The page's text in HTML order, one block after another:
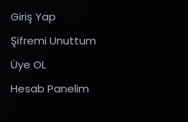
Giriş Yap
Şifremi Unuttum
Üye OL
Hesab Panelim